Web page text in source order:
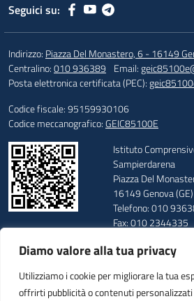
Diamo valore alla tua privacy
Utilizziamo i cookie per migliorare la tua
offrirti pubblicità o contenuti
Seguici su:
Indirizzo: Piazza Del Monastero, 6 - 16149
Centralino:010 936389 Email:
Posta elettronica certificata (PEC):
Codice fiscale: 95159930106
Codice meccanografico:GEIC85100E
Istituto
Sampierdarena
Piazza Del
16149 Genova (GE)
Telefono: 010
Fax: 010 2344335
PEC:
Codice Fiscale: 95159930106
Codice Univoco: UFUUAV